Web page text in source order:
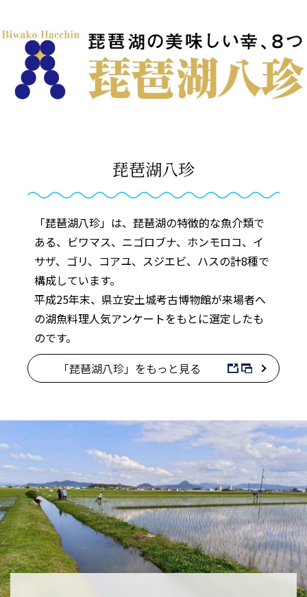
琵琶湖八珍
「琵琶湖八珍」は、琵琶湖の特徴的な魚介類で
ある、ビワマス、ニゴロブナ、ホンモロコ、イ
サザ、ゴリ、コアユ、スジエビ、ハスの計8種で
構成しています。
平成25年末、県立安土城考古博物館が来場者へ
の湖魚料理人気アンケートをもとに選定したも
のです。
「琵琶湖八珍」をもっと見る